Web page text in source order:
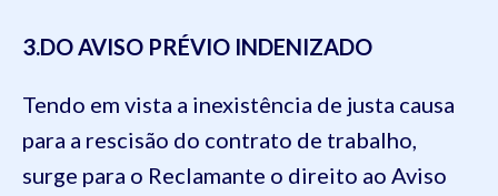
3.DO AVISO PRÉVIO INDENIZADO
Tendo em vista a inexistência de justa causa
para a rescisão do contrato de trabalho,
surge para o Reclamante o direito ao Aviso